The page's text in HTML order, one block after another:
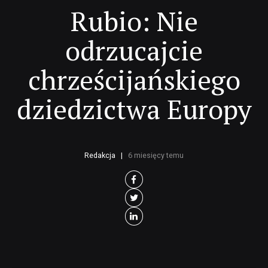
Rubio: Nie
odrzucajcie
chrześcijańskiego
dziedzictwa Europy
Redakcja 6 miesięcy temu